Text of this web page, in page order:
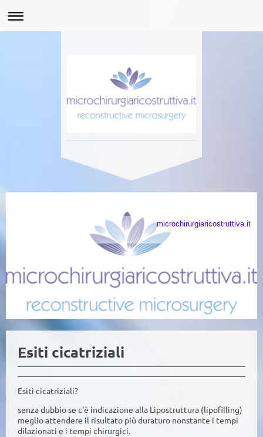
microchirurgiaricostruttiva.it
Esiti cicatriziali
Esiti cicatriziali?
senza dubbio se c'è indicazione alla Lipostruttura (lipofilling)
meglio attendere il risultato più duraturo nonstante i tempi
dilazionati e i tempi chirurgici.